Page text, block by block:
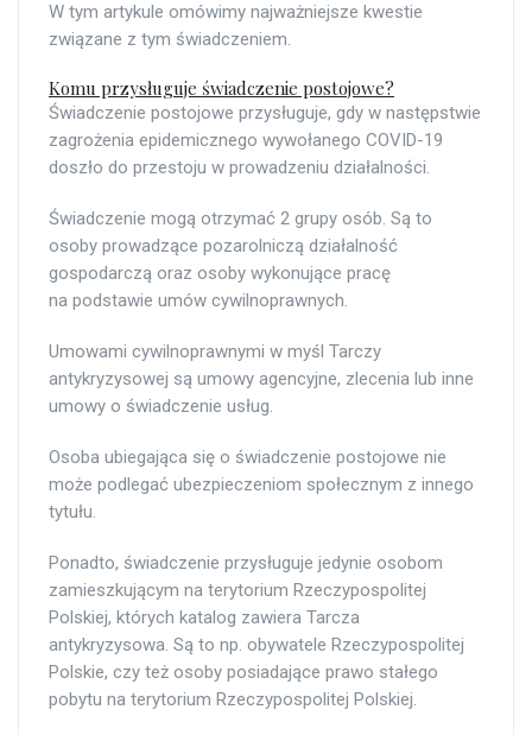
W tym artykule omówimy najważniejsze kwestie
związane z tym świadczeniem.
Komu przysługuje świadczenie postojowe?
Świadczenie postojowe przysługuje, gdy w następstwie
zagrożenia epidemicznego wywołanego COVID-19
doszło do przestoju w prowadzeniu działalności.
Świadczenie mogą otrzymać 2 grupy osób. Są to
osoby prowadzące pozarolniczą działalność
gospodarczą oraz osoby wykonujące pracę
na podstawie umów cywilnoprawnych.
Umowami cywilnoprawnymi w myśl Tarczy
antykryzysowej są umowy agencyjne, zlecenia lub inne
umowy o świadczenie usług.
Osoba ubiegająca się o świadczenie postojowe nie
może podlegać ubezpieczeniom społecznym z innego
tytułu.
Ponadto, świadczenie przysługuje jedynie osobom
zamieszkującym na terytorium Rzeczypospolitej
Polskiej, których katalog zawiera Tarcza
antykryzysowa. Są to np. obywatele Rzeczypospolitej
Polskie, czy też osoby posiadające prawo stałego
pobytu na terytorium Rzeczypospolitej Polskiej.